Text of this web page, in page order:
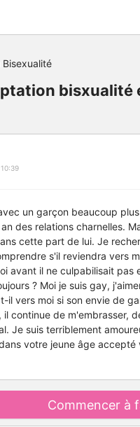
Bisexualité
un garçon beaucoup
des relations charnelles.
cette part de lui. Je
s'il reviendra vers
avant il ne culpabilisait
? Moi je suis gay,
il vers moi si son envie de
il continue de m'embrasser,
Je suis terriblement
votre jeune âge
Commencer à